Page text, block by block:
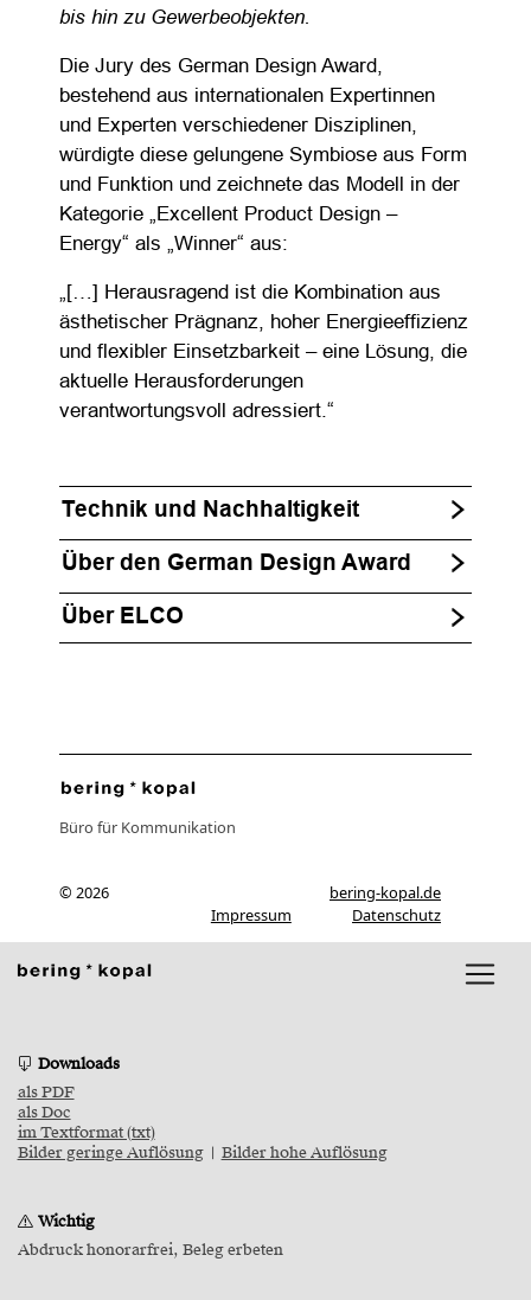
bis hin zu Gewerbeobjekten.
Die Jury des German Design Award,
bestehend aus internationalen Expertinnen
und Experten verschiedener Disziplinen,
würdigte diese gelungene Symbiose aus Form
und Funktion und zeichnete das Modell in der
Kategorie „Excellent Product Design –
Energy“ als „Winner“ aus:
„[…] Herausragend ist die Kombination aus
ästhetischer Prägnanz, hoher Energieeffizienz
und flexibler Einsetzbarkeit – eine Lösung, die
aktuelle Herausforderungen
verantwortungsvoll adressiert.“
Technik und Nachhaltigkeit
Über den German Design Award
Über ELCO
Büro für Kommunikation
© 2026
bering-kopal.de
Datenschutz
Impressum
Downloads
als PDF
als Doc
im Textformat (txt)
Bilder geringe Auflösung| Bilder hohe Auflösung
Wichtig
Abdruck honorarfrei, Beleg erbeten